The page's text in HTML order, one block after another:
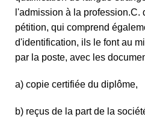
l'admission à la profession.C.
pétition, qui comprend
d'identification, ils le font au
par la poste, avec les
a) copie certifiée du diplôme,
b) reçus de la part de la